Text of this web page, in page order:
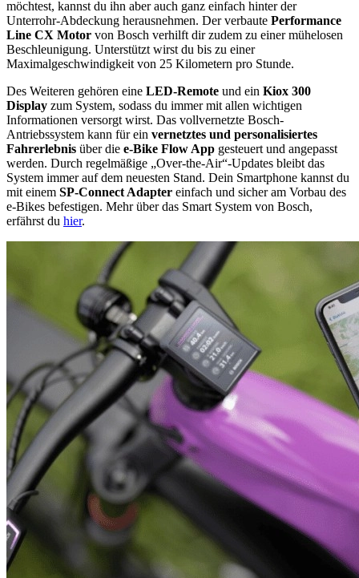
möchtest, kannst du ihn aber auch ganz einfach hinter der
Unterrohr-Abdeckung herausnehmen. Der verbaute Performance
Line CX Motor von Bosch verhilft dir zudem zu einer mühelosen
Beschleunigung. Unterstützt wirst du bis zu einer
Maximalgeschwindigkeit von 25 Kilometern pro Stunde.
Des Weiteren gehören eine LED-Remote und ein Kiox 300
Display zum System, sodass du immer mit allen wichtigen
Informationen versorgt wirst. Das vollvernetzte Bosch-
Antriebssystem kann für ein vernetztes und personalisiertes
Fahrerlebnis über die e-Bike Flow App gesteuert und angepasst
werden. Durch regelmäßige „Over-the-Air“-Updates bleibt das
System immer auf dem neuesten Stand. Dein Smartphone kannst du
mit einem SP-Connect Adapter einfach und sicher am Vorbau des
e-Bikes befestigen. Mehr über das Smart System von Bosch,
erfährst du hier.